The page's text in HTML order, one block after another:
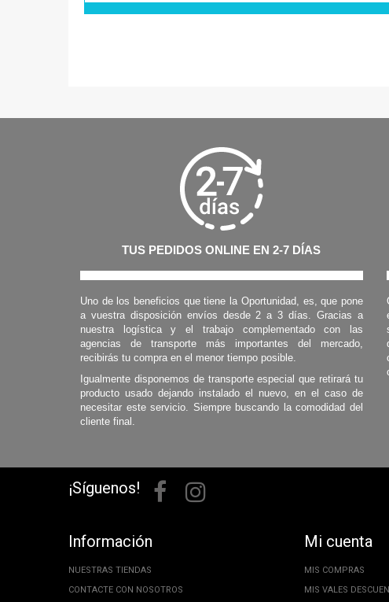
TUS PEDIDOS ONLINE EN 2-7 DÍAS
Uno de los beneficios que tiene la Oportunidad, es, que pone
a vuestra disposición envíos desde 2 a 3 días. Gracias a
nuestra logística y el trabajo complementado con las
agencias de transporte más importantes del mercado,
recibirás tu compra en el menor tiempo posible.
Igualmente disponemos de transporte especial que retirará tu
producto usado dejando instalado el nuevo, en el caso de
necesitar este servicio. Siempre buscando la comodidad del
cliente final.
¡Síguenos!
Información
NUESTRAS TIENDAS
CONTACTE CON NOSOTROS
Mi cuenta
MIS COMPRAS
MIS VALES